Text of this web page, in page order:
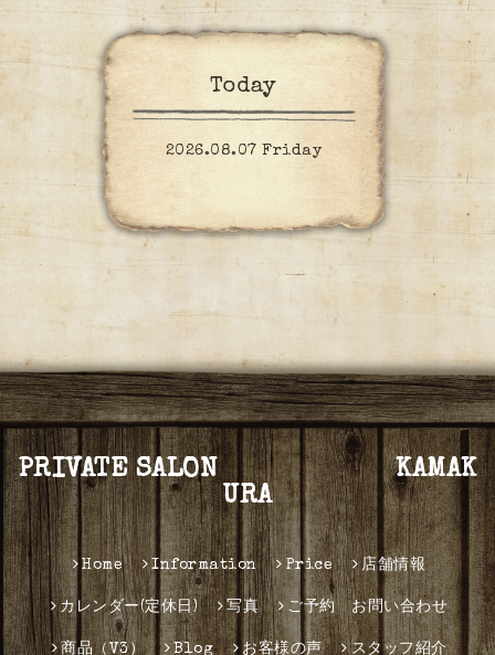
Today
2026.08.07 Friday
PRIVATE SALON KAMAK
URA
Home Information Price 店舗情報
カレンダー(定休日) 写真 ご予約 お問い合わせ
商品（V3） Blog お客様の声 スタッフ紹介